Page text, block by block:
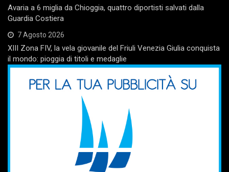
Avaria a 6 miglia da Chioggia, quattro diportisti salvati dalla
Guardia Costiera
7 Agosto 2026
XIII Zona FIV, la vela giovanile del Friuli Venezia Giulia conquista
il mondo: pioggia di titoli e medaglie